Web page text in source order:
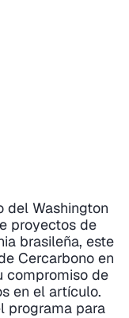
del Washington
proyectos de
brasileña, este
Cercarbono en
compromiso de
en el artículo.
programa para